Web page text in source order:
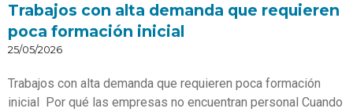
Trabajos con alta demanda que requieren
poca formación inicial
25/05/2026
Trabajos con alta demanda que requieren poca formación
inicial Por qué las empresas no encuentran personal Cuando